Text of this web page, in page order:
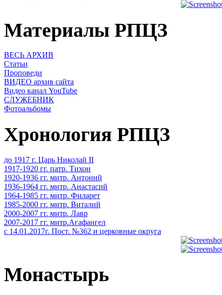
Материалы РПЦЗ
ВЕСЬ АРХИВ
Статьи
Проповеди
ВИДЕО архив сайта
Видео канал YouTube
СЛУЖЕБНИК
Фотоальбомы
Хронология РПЦЗ
до 1917 г. Царь Николай II
1917-1920 гг. патр. Тихон
1920-1936 гг. митр. Антоний
1936-1964 гг. митр. Анастасий
1964-1985 гг. митр. Филарет
1985-2000 гг. митр. Виталий
2000-2007 гг. митр. Лавр
2007-2017 гг. митр.Агафангел
с 14.01.2017г. Пост. №362 и церковные округа
Монастырь